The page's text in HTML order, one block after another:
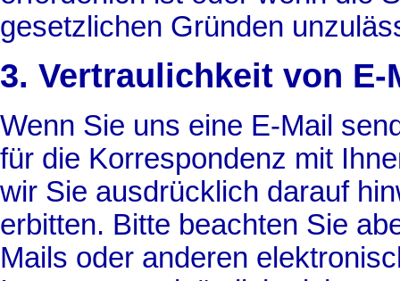
gesetzlichen Gründen
3. Vertraulichkeit von E-
Wenn Sie uns eine E-Mail
für die Korrespondenz mit
wir Sie ausdrücklich darauf
erbitten. Bitte beachten Sie
Mails oder anderen